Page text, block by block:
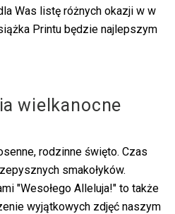
Was listę różnych okazji w w
Printu będzie najlepszym
wielkanocne
rodzinne święto. Czas
smakołyków.
"Wesołego Alleluja!" to także
wyjątkowych zdjęć naszym